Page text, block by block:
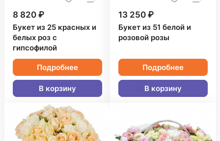
8 820 ₽
Букет из 25 красных и
белых роз с
гипсофилой
Подробнее
В корзину
13 250 ₽
Букет из 51 белой и
розовой розы
Подробнее
В корзину